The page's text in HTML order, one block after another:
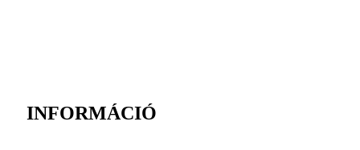
INFORMÁCIÓ